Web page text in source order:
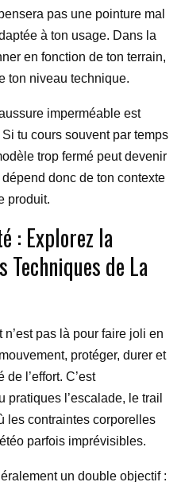
pas une pointure mal
à ton usage. Dans la
en fonction de ton terrain,
ton niveau technique.
imperméable est
tu cours souvent par temps
trop fermé peut devenir
donc de ton contexte
produit.
: Explorez la
Techniques de La
pas là pour faire joli en
protéger, durer et
l’effort. C’est
pratiques l’escalade, le trail
les contraintes corporelles
parfois imprévisibles.
un double objectif :